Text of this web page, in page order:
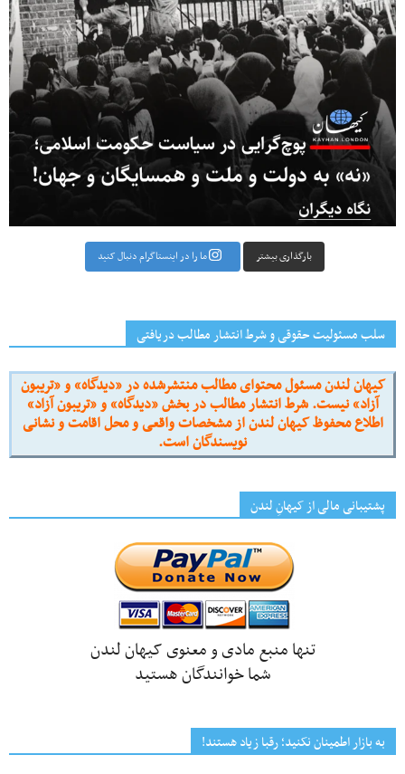
بارگذاری بیشتر ما را در اینستاگرام دنبال کنید
سلب مسئولیت حقوقی و شرط انتشار مطالب دریافتی
کیهان لندن مسئول محتوای مطالب منتشرشده در «دیدگاه» و «تریبون
آزاد» نیست. شرط انتشار مطالب در بخش «دیدگاه» و «تریبون آزاد»
اطلاع محفوظ کیهان لندن از مشخصات واقعی و محل اقامت و نشانی
نویسندگان است.
پشتیبانی مالی از کیهانِ لندن
تنها منبع مادی و معنوی کیهان لندن
شما خوانندگان هستید
به بازار اطمینان نکنید؛ رقبا زیاد هستند!